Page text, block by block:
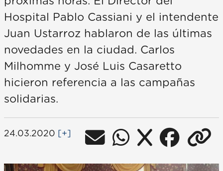
Hospital Pablo Cassiani y el intendente
Juan Ustarroz hablaron de las últimas
novedades en la ciudad. Carlos
Milhomme y José Luis Casaretto
hicieron referencia a las campañas
solidarias.
24.03.2020 [+]